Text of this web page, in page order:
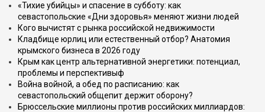
«Тихие убийцы» и спасение в субботу: как
севастопольские «Дни здоровья» меняют жизни людей
Кого вычистят с рынка российской недвижимости
Кладбище юрлиц или естественный отбор? Анатомия
крымского бизнеса в 2026 году
Крым как центр альтернативной энергетики: потенциал,
проблемы и перспективыф
Война войной, а обед по расписанию: как
севастопольский общепит держит оборону?
Брюссельские миллионы против российских миллиардов: